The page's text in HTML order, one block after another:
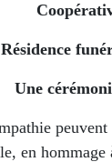
Résidence
Une
en hommage